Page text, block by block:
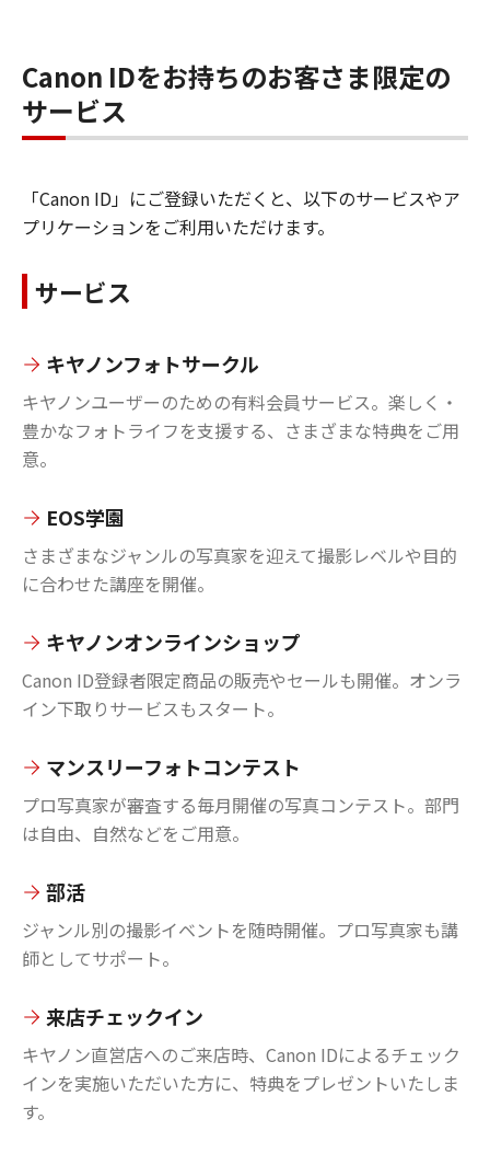
Canon IDをお持ちのお客さま限定の
サービス
「Canon ID」にご登録いただくと、以下のサービスやア
プリケーションをご利用いただけます。
サービス
キヤノンフォトサークル
キヤノンユーザーのための有料会員サービス。楽しく・
豊かなフォトライフを支援する、さまざまな特典をご用
意。
EOS学園
さまざまなジャンルの写真家を迎えて撮影レベルや目的
に合わせた講座を開催。
キヤノンオンラインショップ
Canon ID登録者限定商品の販売やセールも開催。オンラ
イン下取りサービスもスタート。
マンスリーフォトコンテスト
プロ写真家が審査する毎月開催の写真コンテスト。部門
は自由、自然などをご用意。
部活
ジャンル別の撮影イベントを随時開催。プロ写真家も講
師としてサポート。
来店チェックイン
キヤノン直営店へのご来店時、Canon IDによるチェック
インを実施いただいた方に、特典をプレゼントいたしま
す。